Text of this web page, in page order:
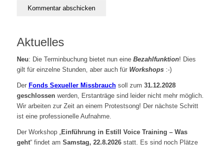
Aktuelles
Neu: Die Terminbuchung bietet nun eine Bezahlfunktion! Dies
gilt für einzelne Stunden, aber auch für Workshops :-)
Der Fonds Sexueller Missbrauchsoll zum 31.12.2028
geschlossenwerden, Erstanträge sind leider nicht mehr möglich.
Wir arbeiten zur Zeit an einem Protestsong! Der nächste Schritt
ist eine professionelle Aufnahme.
Der Workshop „Einführung in Estill Voice Training – Was
geht“ findet am Samstag, 22.8.2026statt. Es sind noch Plätze